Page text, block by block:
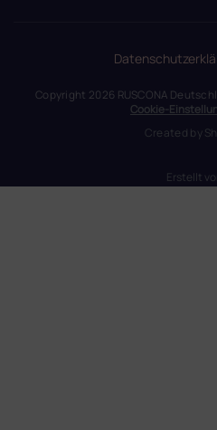
Erstellt
Copyright 2026 RUSCONA
Cookie-
Created by